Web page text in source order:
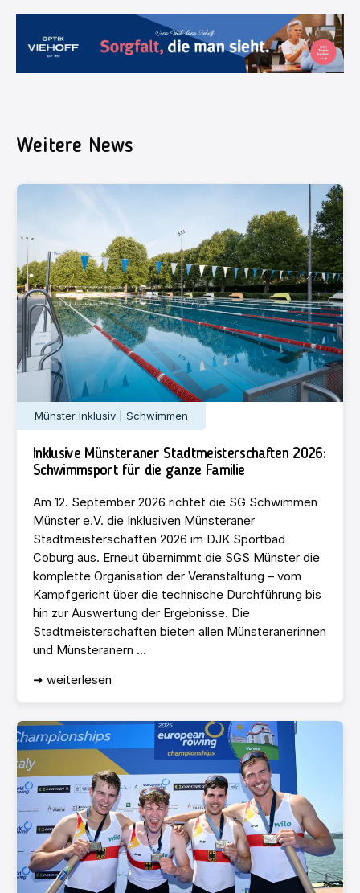
Weitere News
Münster Inklusiv | Schwimmen
Inklusive Münsteraner Stadtmeisterschaften 2026:
Schwimmsport für die ganze Familie
Am 12. September 2026 richtet die SG Schwimmen
Münster e.V. die Inklusiven Münsteraner
Stadtmeisterschaften 2026 im DJK Sportbad
Coburg aus. Erneut übernimmt die SGS Münster die
komplette Organisation der Veranstaltung – vom
Kampfgericht über die technische Durchführung bis
hin zur Auswertung der Ergebnisse. Die
Stadtmeisterschaften bieten allen Münsteranerinnen
und Münsteranern ...
➜ weiterlesen